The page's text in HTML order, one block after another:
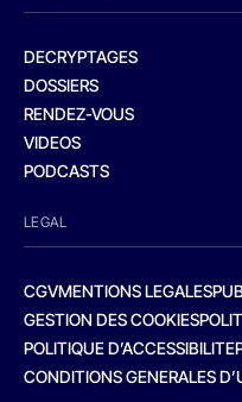
DECRYPTAGES
DOSSIERS
RENDEZ-VOUS
VIDEOS
PODCASTS
LEGAL
CGVMENTIONS LEGALES
GESTION DES COOKIES
POLITIQUE D’ACCESSIBILITE
CONDITIONS GENERALES